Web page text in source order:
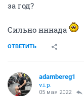
за год?
Сильно нннада
ОТВЕТИТЬ
adambereg1
v.i.p.
05 мая 2022